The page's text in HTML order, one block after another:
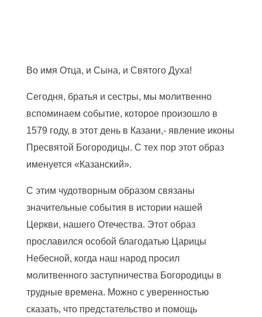
Во имя Отца, и Сына, и Святого Духа!
Сегодня, братья и сестры, мы молитвенно
вспоминаем событие, которое произошло в
1579 году, в этот день в Казани,- явление иконы
Пресвятой Богородицы. С тех пор этот образ
именуется «Казанский».
С этим чудотворным образом связаны
значительные события в истории нашей
Церкви, нашего Отечества. Этот образ
прославился особой благодатью Царицы
Небесной, когда наш народ просил
молитвенного заступничества Богородицы в
трудные времена. Можно с уверенностью
сказать, что предстательство и помощь